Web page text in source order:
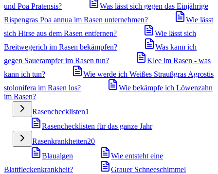
und Poa Pratensis?
Was lässt sich gegen das Einjährige
Rispengras Poa annua im Rasen unternehmen?
Wie lässt
sich Hirse aus dem Rasen entfernen?
Wie lässt sich
Breitwegerich im Rasen bekämpfen?
Was kann ich
gegen Sauerampfer im Rasen tun?
Klee im Rasen - was
kann ich tun?
Wie werde ich Weißes Straußgras Agrostis
stolonifera im Rasen los?
Wie bekämpfe ich Löwenzahn
im Rasen?
Rasenchecklisten1
Rasenchecklisten für das ganze Jahr
Rasenkrankheiten20
Blaualgen
Wie entsteht eine
Blattfleckenkrankheit?
Grauer Schneeschimmel